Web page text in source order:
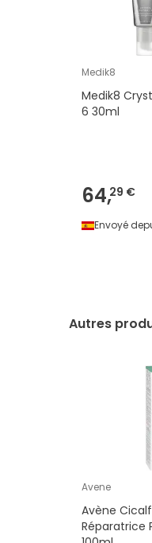
Medik8
Medik8
6 30ml
64,29 €
Envoyé
Autres
Avene
Avène
Réparatrice